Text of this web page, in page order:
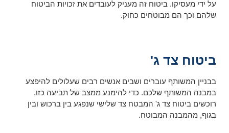
על ידי מעסיקו. ביטוח זה מעניק לעובדים את זכויות הביטוח
שלהם וכך הם מבוטחים כחוק.
ביטוח צד ג'
בבניין המשותף עוברים ושבים אנשים רבים שעלולים להיפצע
במבנה המשותף שלכם. כדי להימנע ממצב של תביעה כזו,
רוכשים ביטוח צד ג' המבטח צד שלישי שנפגע בין ברכוש ובין
בגוף, מהמבנה המבוטח.